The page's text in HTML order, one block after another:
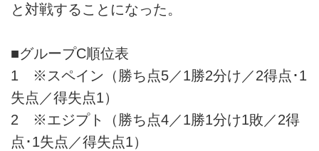
と対戦することになった。
■グループC順位表
1 ※スペイン（勝ち点5／1勝2分け／2得点･1
失点／得失点1）
2 ※エジプト（勝ち点4／1勝1分け1敗／2得
点･1失点／得失点1）